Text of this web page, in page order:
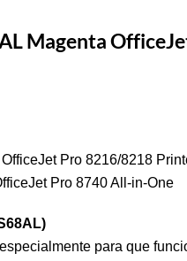
Magenta
Pro 8216/8218
Pro 8740 All-in-One
)
para que